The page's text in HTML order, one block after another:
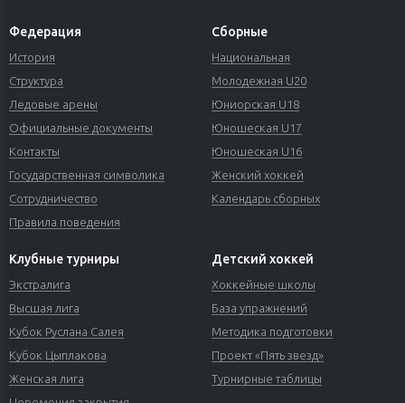
Федерация
История
Структура
Ледовые арены
Официальные документы
Контакты
Государственная символика
Сотрудничество
Правила поведения
Сборные
Национальная
Молодежная U20
Юниорская U18
Юношеская U17
Юношеская U16
Женский хоккей
Календарь сборных
Клубные турниры
Экстралига
Высшая лига
Кубок Руслана Салея
Кубок Цыплакова
Женская лига
Детский хоккей
Хоккейные школы
База упражнений
Методика подготовки
Проект «Пять звезд»
Турнирные таблицы